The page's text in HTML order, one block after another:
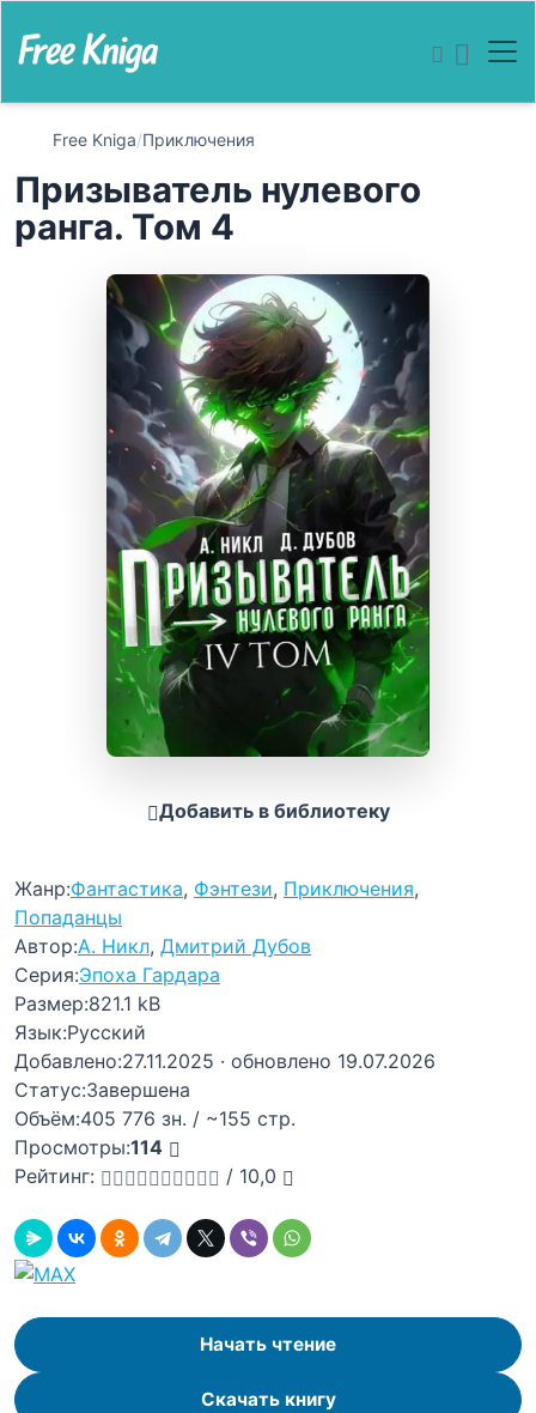
Free Kniga/Приключения
Призыватель нулевого
ранга. Том 4
Добавить в библиотеку
Жанр:Фантастика, Фэнтези, Приключения,
Попаданцы
Автор:А. Никл, Дмитрий Дубов
Серия:Эпоха Гардара
Размер:821.1 kB
Язык:Русский
Добавлено:27.11.2025 · обновлено 19.07.2026
Статус:Завершена
Объём:405 776 зн. / ~155 стр.
Просмотры:114
Рейтинг:
/ 10,0
Начать чтение
Скачать книгу